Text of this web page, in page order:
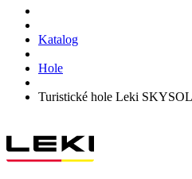
Katalog
Hole
Turistické hole Leki